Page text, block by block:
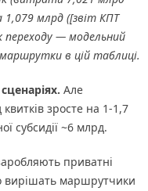
1,079 млрд ([звіт КПТ
переходу — модельний
в цій таблиці.
Але
зросте на 1-1,7
субсидії ~6 млрд.
приватні
маршрутчики